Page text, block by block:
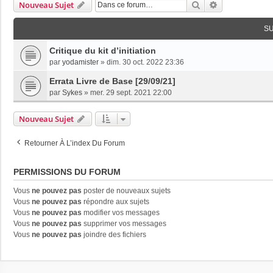
Nouveau Sujet Rechercher
Critique du kit d’initiation
par yodamister » dim. 30 oct. 2022 23:36
Errata Livre de Base [29/09/21]
par Sykes » mer. 29 sept. 2021 22:00
Nouveau Sujet
Retourner À L’index Du Forum
PERMISSIONS DU FORUM
Vous ne pouvez pas poster de nouveaux sujets
Vous ne pouvez pas répondre aux sujets
Vous ne pouvez pas modifier vos messages
Vous ne pouvez pas supprimer vos messages
Vous ne pouvez pas joindre des fichiers